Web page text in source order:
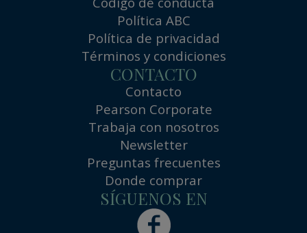
Política ABC
Política de privacidad
Términos y condiciones
CONTACTO
Contacto
Pearson Corporate
Trabaja con nosotros
Newsletter
Preguntas frecuentes
Donde comprar
SÍGUENOS EN